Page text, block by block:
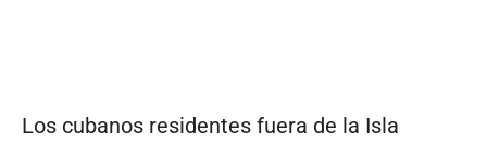
Los cubanos residentes fuera de la Isla